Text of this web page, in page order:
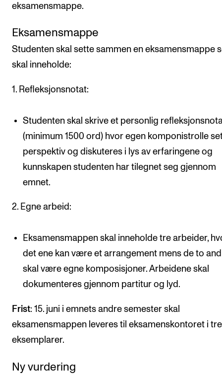
eksamensmappe.
Eksamensmappe
Studenten skal sette sammen en eksamensmappe
skal inneholde:
1. Refleksjonsnotat:
Studenten skal skrive et personlig
(minimum 1500 ord) hvor egen komponistrolle
perspektiv og diskuteres i lys av erfaringene og
kunnskapen studenten har tilegnet seg gjennom
emnet.
2. Egne arbeid:
Eksamensmappen skal inneholde tre arbeider,
det ene kan være et arrangement mens de to
skal være egne komposisjoner. Arbeidene skal
dokumenteres gjennom partitur og lyd.
Frist: 15. juni i emnets andre semester skal
eksamensmappen leveres til eksamenskontoret i tre
eksemplarer.
Ny vurdering